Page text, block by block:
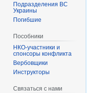
Подразделения ВС
Украины
Погибшие
Пособники
спонсоры конфликта
‏‎Вербовщики
Инструкторы
Связаться с нами